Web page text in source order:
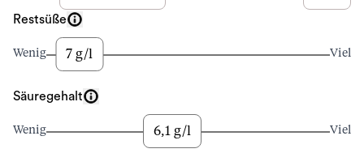
Restsüße
Wenig 7 g/l Viel
Säuregehalt
Wenig 6,1 g/l Viel